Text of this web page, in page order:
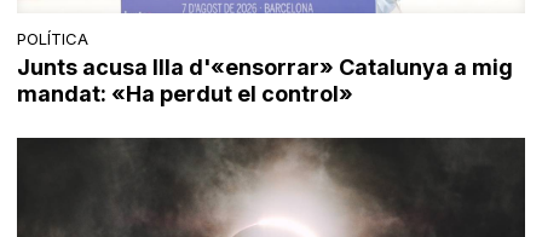
POLÍTICA
Junts acusa Illa d'«ensorrar» Catalunya a mig
mandat: «Ha perdut el control»